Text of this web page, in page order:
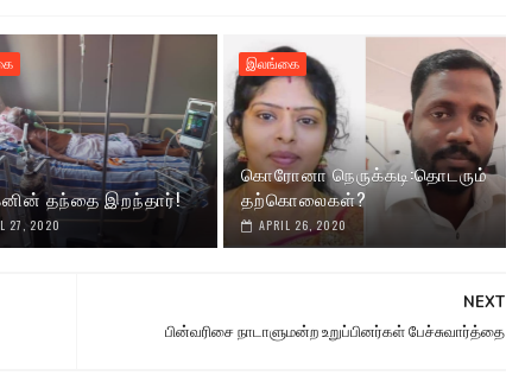
தந்தை இறந்தார்!
27, 2020
இலங்கை
கொரோனா நெருக்கடி:தொடரும்
தற்கொலைகள்?
APRIL 26, 2020
NEXT
பின்வரிசை நாடாளுமன்ற உறுப்பினர்கள் பேச்சுவார்த்தை